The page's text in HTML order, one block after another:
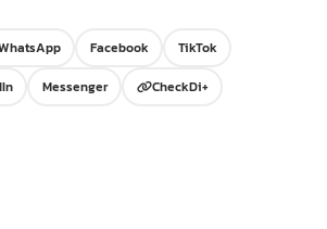
Facebook
TikTok
Messenger CheckDi+